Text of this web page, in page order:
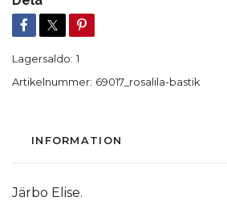
Lagersaldo: 1
Artikelnummer: 69017_rosalila-bastik
INFORMATION
Järbo Elise.